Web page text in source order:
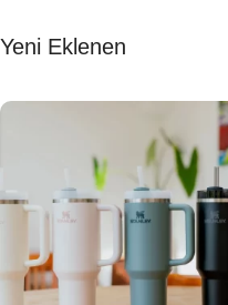
Yeni Eklenen